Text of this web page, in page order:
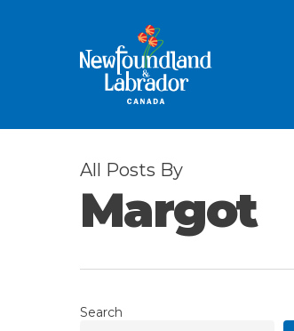
All Posts By
Margot
Search